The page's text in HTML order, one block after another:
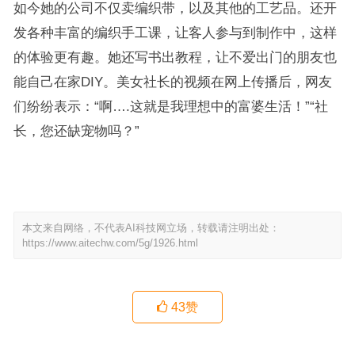
如今她的公司不仅卖编织带，以及其他的工艺品。还开
发各种丰富的编织手工课，让客人参与到制作中，这样
的体验更有趣。她还写书出教程，让不爱出门的朋友也
能自己在家DIY。美女社长的视频在网上传播后，网友
们纷纷表示：“啊….这就是我理想中的富婆生活！”“社
长，您还缺宠物吗？”
本文来自网络，不代表AI科技网立场，转载请注明出处：
https://www.aitechw.com/5g/1926.html
43赞